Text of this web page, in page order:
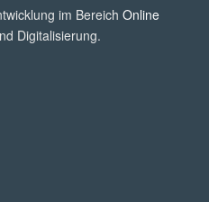
im Bereich Online
Digitalisierung.